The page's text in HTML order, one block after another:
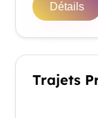
Détails
Trajets